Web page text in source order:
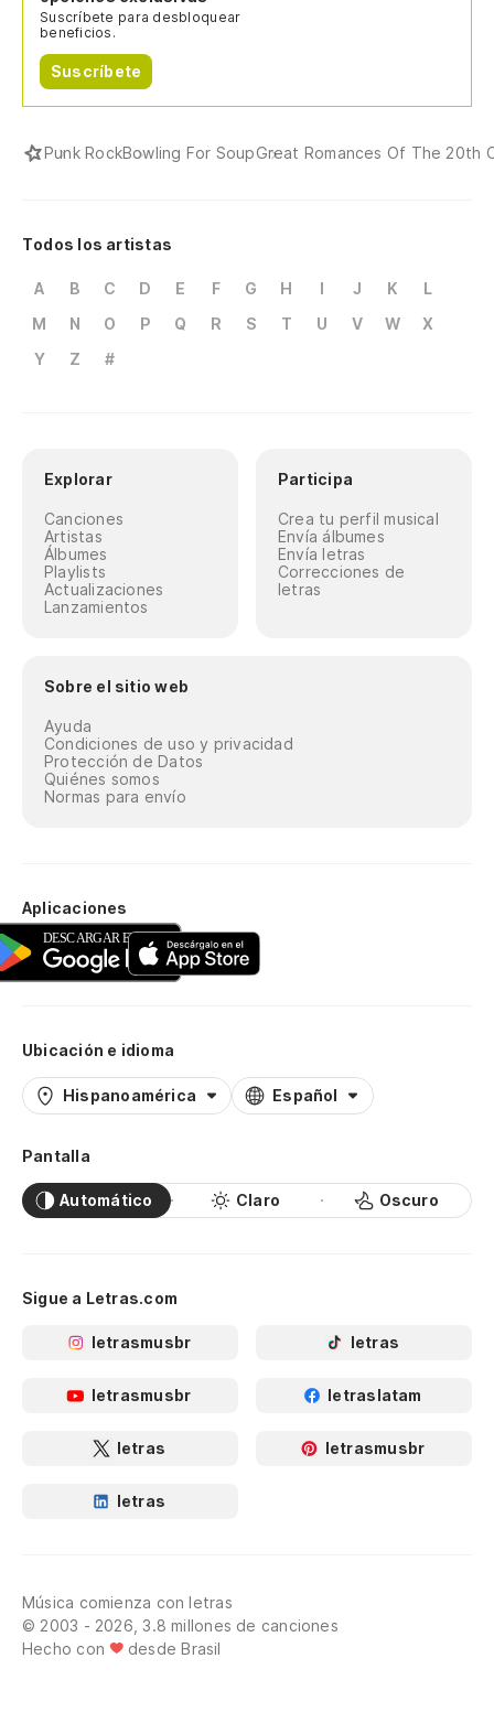
Suscríbete para desbloquear
beneficios.
Suscríbete
Punk RockBowling For SoupGreat Romances Of The 20th
Todos los artistas
A B C D E F G H I J K
L
M
N O P Q R S T U V W
X
Y
Z #
Explorar
Canciones
Artistas
Álbumes
Playlists
Actualizaciones
Lanzamientos
Participa
Crea tu perfil musical
Envía álbumes
Envía letras
Correcciones de
letras
Sobre el sitio web
Ayuda
Condiciones de uso y privacidad
Protección de Datos
Quiénes somos
Normas para envío
Aplicaciones
Ubicación e idioma
Hispanoamérica Español
Pantalla
Automático Claro Oscuro
Sigue a Letras.com
letrasmusbr letras
letrasmusbr letraslatam
letras letrasmusbr
letras
Música comienza con letras
© 2003 - 2026, 3.8 millones de canciones
Hecho con
desde Brasil